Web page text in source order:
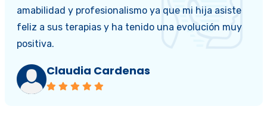
amabilidad y profesionalismo ya que mi hija asiste
feliz a sus terapias y ha tenido una evolución muy
positiva.
Claudia Cardenas